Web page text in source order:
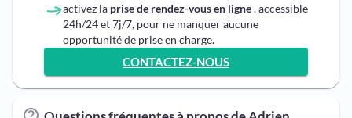
activez la prise de rendez-vous en ligne, accessible
24h/24 et 7j/7, pour ne manquer aucune
opportunité de prise en charge.
CONTACTEZ-NOUS